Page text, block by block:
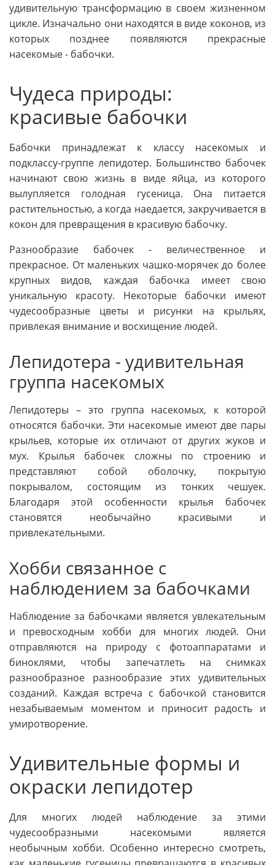
удивительную трансформацию в своем жизненном
цикле. Изначально они находятся в виде коконов, из
которых позднее появляются прекрасные
насекомые - бабочки.
Чудеса природы:
красивые бабочки
Бабочки принадлежат к классу насекомых и
подклассу-группе лепидотер. Большинство бабочек
начинают свою жизнь в виде яйца, из которого
вылупляется голодная гусеница. Она питается
растительностью, а когда наедается, закручивается в
кокон для превращения в красивую бабочку.
Разнообразие бабочек - величественное и
прекрасное. От маленьких чашко-морячек до более
крупных видов, каждая бабочка имеет свою
уникальную красоту. Некоторые бабочки имеют
чудесообразные цветы и рисунки на крыльях,
привлекая внимание и восхищение людей.
Лепидотера - удивительная
группа насекомых
Лепидотеры – это группа насекомых, к которой
относятся бабочки. Эти насекомые имеют две пары
крыльев, которые их отличают от других жуков и
мух. Крылья бабочек сложны по строению и
представляют собой оболочку, покрытую
покрывалом, состоящим из тонких чешуек.
Благодаря этой особенности крылья бабочек
становятся необычайно красивыми и
привлекательными.
Хобби связанное с
наблюдением за бабочками
Наблюдение за бабочками является увлекательным
и превосходным хобби для многих людей. Они
отправляются на природу с фотоаппаратами и
биноклями, чтобы запечатлеть на снимках
разнообразное разнообразие этих удивительных
созданий. Каждая встреча с бабочкой становится
незабываемым моментом и приносит радость и
умиротворение.
Удивительные формы и
окраски лепидотер
Для многих людей наблюдение за этими
чудесообразными насекомыми является
необычным хобби. Особенно интересно смотреть,